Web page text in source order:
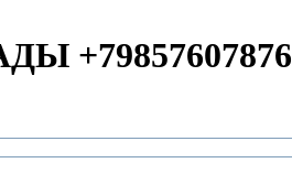
+79857607876